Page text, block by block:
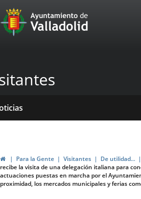
Portal
Web
Ayuntamiento
de
Valladolid
HomePara la Gente Visitantes De utilidad...
recibe la visita de una delegación italiana para
actuaciones puestas en marcha por el
proximidad, los mercados municipales y ferias